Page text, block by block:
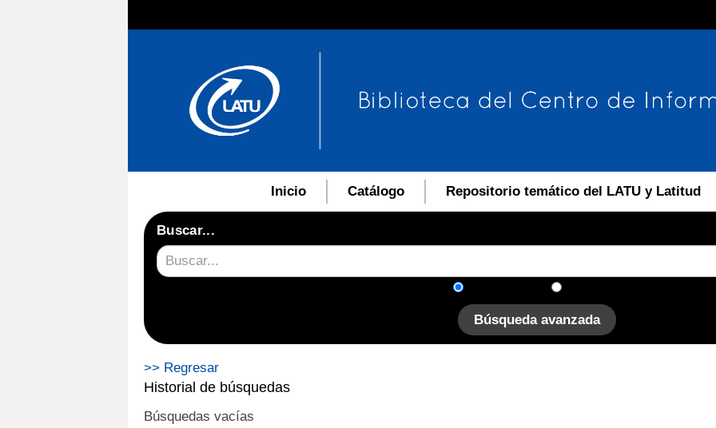
Inicio Catálogo Repositorio temático del LATU y Latitud
Buscar...
Búsqueda avanzada
>> Regresar
Historial de búsquedas
Búsquedas vacías